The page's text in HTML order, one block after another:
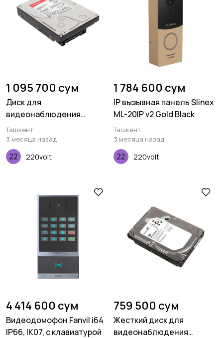
1 095 700 сум
Диск для
видеонаблюдения
Toshiba - HDD -
DT01ABA300V
Ташкент
3 месяца назад
220volt
1 784 600 сум
IP вызывная панель Slinex
ML-20IP v2 Gold Black
Ташкент
3 месяца назад
220volt
4 414 600 сум
Видеодомофон Fanvil i64
IP66, IK07, с клавиатурой
759 500 сум
Жесткий диск для
видеонаблюдения